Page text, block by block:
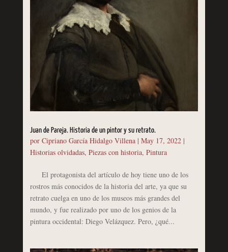
Juan de Pareja. Historia de un pintor y su retrato.
por Cipriano García Hidalgo Villena| May 17, 2022|
Historias olvidadas, Piezas con historia, Pintura
El protagonista del artículo de hoy tiene uno de los
rostros más conocidos de la historia del arte, ya que su
retrato cuelga en uno de los museos más grandes del
mundo, y fue realizado por uno de los genios de la
pintura occidental: Diego Velázquez. Pero, ¿qué...